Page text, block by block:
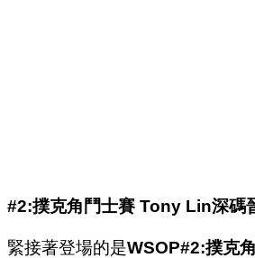
#2:撲克角鬥士賽 Tony Lin深碼
緊接著登場的是WSOP#2:撲克